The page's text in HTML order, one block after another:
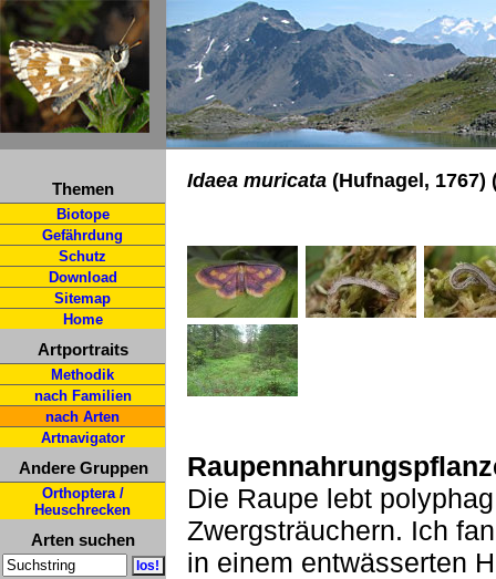
Themen
Biotope
Gefährdung
Schutz
Download
Sitemap
Home
Artportraits
Methodik
nach Familien
nach Arten
Artnavigator
Andere Gruppen
Orthoptera /
Heuschrecken
Arten suchen
Idaea muricata (Hufnagel,
Die Raupe lebt
Zwergsträuchern. Ich
in einem entwässerten